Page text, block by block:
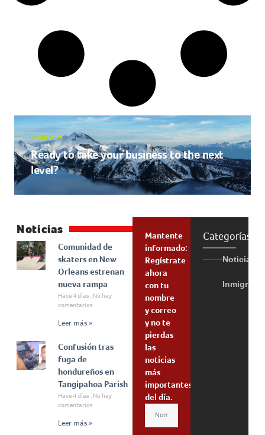
YOUR ADS
Ready to take your business to the next
level?
Noticias
Comunidad de
skaters en New
Orleans estrenan
nueva rampa
Hace 4 días
No hay
comentarios
Leer más »
Confusión tras
fuga de
hondureños en
Tangipahoa Parish
Hace 4 días
No hay
comentarios
Leer más »
Mantente
informado:
Regístrate
ahora
con tu
nombre
y correo
y no te
pierdas
las
noticias
más
importantes
del día.
Categorías
Noticias